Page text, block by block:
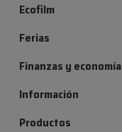
Ecofilm
Ferias
Finanzas y economía
Información
Productos